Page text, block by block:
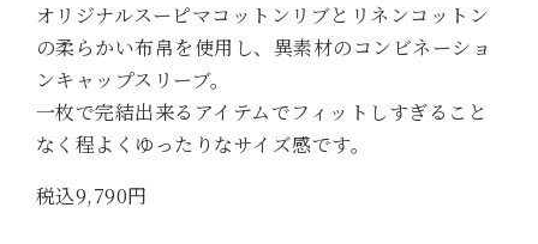
オリジナルスーピマコットンリブとリネンコットン
の柔らかい布帛を使用し、異素材のコンビネーショ
ンキャップスリーブ。
一枚で完結出来るアイテムでフィットしすぎること
なく程よくゆったりなサイズ感です。
税込9,790円